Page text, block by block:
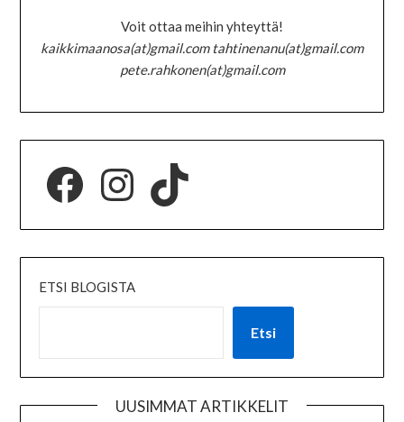
Voit ottaa meihin yhteyttä!
kaikkimaanosa(at)gmail.com tahtinenanu(at)gmail.com
pete.rahkonen(at)gmail.com
ETSI BLOGISTA
Etsi
UUSIMMAT ARTIKKELIT